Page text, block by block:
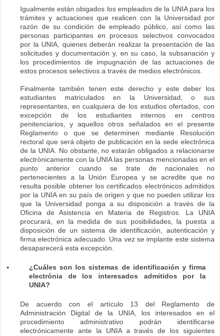
Igualmente están obigados los empleados de la UNIA para los
trámites y actuaciones que realicen con la Universidad por
razón de su condición de empleado público, así como las
personas participantes en procesos selectivos convocados
por la UNIA, quienes deberán realizar la presentación de las
solicitudes y documentación y, en su caso, la subsanación y
los procedimientos de impugnación de las actuaciones de
estos procesos selectivos a través de medios electrónicos.
Finalmente también tenen este derecho y este deber los
estudiantes matriculados en la Universidad, o sus
representantes, en cualquiera de los estudios ofertados, con
excepción de los estudiantes internos en centros
penitenciarios, y aquellos otros señalados en el presente
Reglamento o que se determinen mediante Resolución
rectoral que será objeto de publicación en la sede electrónica
de la UNIA. No obstante, no estarán obligados a relacionarse
electrónicamente con la UNIA las personas mencionadas en el
punto anterior cuando se trate de nacionales no
pertenecientes a la Unión Europea y se acredite que no
resulta posible obtener los certificados electrónicos admitidos
por la UNIA en su país de origen y que no pueden utilizar los
que la Universidad ponga a su disposición a través de la
Oficina de Asistencia en Materia de Registros. La UNIA
procurará, en la medida de sus posibilidades, la puesta a
disposición de un sistema de identificación, autenticación y
firma electrónica adecuado. Una vez se implante este sistema
desaparecerá esta excepción.
¿Cuáles son los sistemas de identificación y firma
electrónia de los interesados admitidos por la
UNIA?
De acuerdo con el artículo 13 del Reglamento de
Administración Digital de la UNIA, los interesados en el
procedimiento administrativo podrán identificarse
electrónicamente ante la UNIA a través de los siguientes